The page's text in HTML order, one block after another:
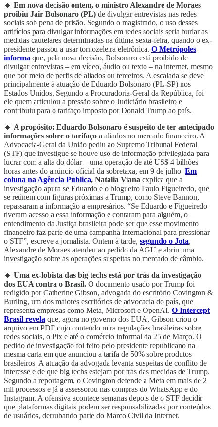
🔸 Em nova decisão ontem, o ministro Alexandre de Moraes
proibiu Jair Bolsonaro (PL) de divulgar entrevistas nas redes
sociais sob pena de prisão. Segundo o magistrado, o uso desses
artifícios para divulgar informações em redes sociais seria burlar as
medidas cautelares determinadas na última sexta-feira, quando o ex-
presidente passou a usar tornozeleira eletrônica. O Metrópoles
informa que, pela nova decisão, Bolsonaro está proibido de
divulgar entrevistas – em vídeo, áudio ou texto – na internet, mesmo
que por meio de perfis de aliados ou terceiros. A escalada se deve
principalmente à atuação de Eduardo Bolsonaro (PL-SP) nos
Estados Unidos. Segundo a Procuradoria-Geral da República, foi
ele quem articulou a pressão sobre o Judiciário brasileiro e
contribuiu para o tarifaço imposto por Donald Trump ao país.
🔸 A propósito: Eduardo Bolsonaro é suspeito de ter antecipado
informações sobre o tarifaço a aliados no mercado financeiro. A
Advocacia-Geral da União pediu ao Supremo Tribunal Federal
(STF) que investigue se houve uso de informação privilegiada para
lucrar com a alta do dólar – uma operação de até US$ 4 bilhões
horas antes do anúncio oficial da sobretaxa, em 9 de julho. Em
coluna na Agência Pública, Natalia Viana explica que a
investigação apura se Eduardo e o blogueiro Paulo Figueiredo, que
se reúnem com figuras próximas a Trump, como Steve Bannon,
repassaram a informação a empresários. “Se Eduardo e Figueiredo
tiveram acesso a essa informação e contaram para alguém, o
entendimento da Justiça brasileira pode ser que esse movimento
financeiro faz parte de uma campanha internacional para pressionar
o STF”, escreve a jornalista. Ontem à tarde, segundo o Jota,
Alexandre de Moraes atendeu ao pedido da AGU e abriu uma
investigação sobre as operações suspeitas no mercado de câmbio.
🔸 Uma ex-lobista das big techs está por trás da investigação
dos EUA contra o Brasil. O documento usado por Trump foi
redigido por Catherine Gibson, advogada do escritório Covington &
Burling, um dos maiores escritórios de advocacia do país, que
representa empresas como Meta, Microsoft e OpenAI. O Intercept
Brasil revela que, agora no governo dos EUA, Gibson criou o
arquivo em PDF cujo conteúdo mira regulações brasileiras sobre
redes sociais, o Pix e até o comércio informal da 25 de Março. O
pedido de investigação foi feito pelo presidente republicano na
mesma carta em que anunciou a tarifa de 50% sobre produtos
brasileiros. A atuação da advogada levanta suspeitas de conflito de
interesse e de que big techs estejam por trás das medidas de Trump.
Segundo a reportagem, o Covington defende a Meta em mais de 2
mil processos e já a assessorou nas compras do WhatsApp e do
Instagram. A ofensiva acontece semanas depois de o STF decidir
que plataformas digitais podem ser responsabilizadas por conteúdos
de usuários, derrubando parte do Marco Civil da Internet.